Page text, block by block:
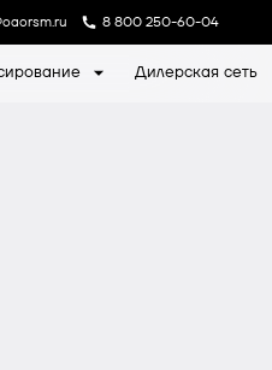
8 800 250-60-04
Дилерская сеть